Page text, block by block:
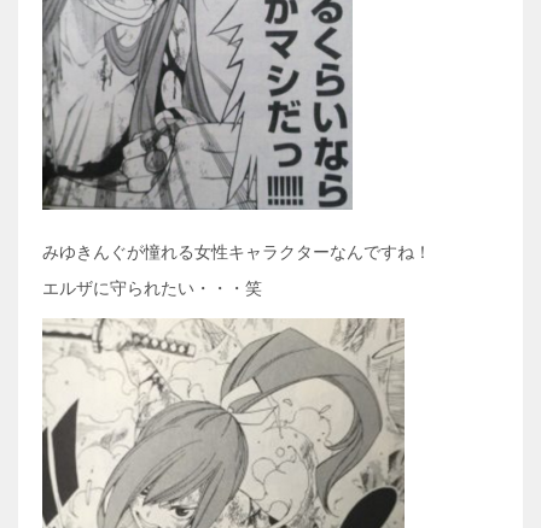
みゆきんぐが憧れる女性キャラクターなんですね！
エルザに守られたい・・・笑